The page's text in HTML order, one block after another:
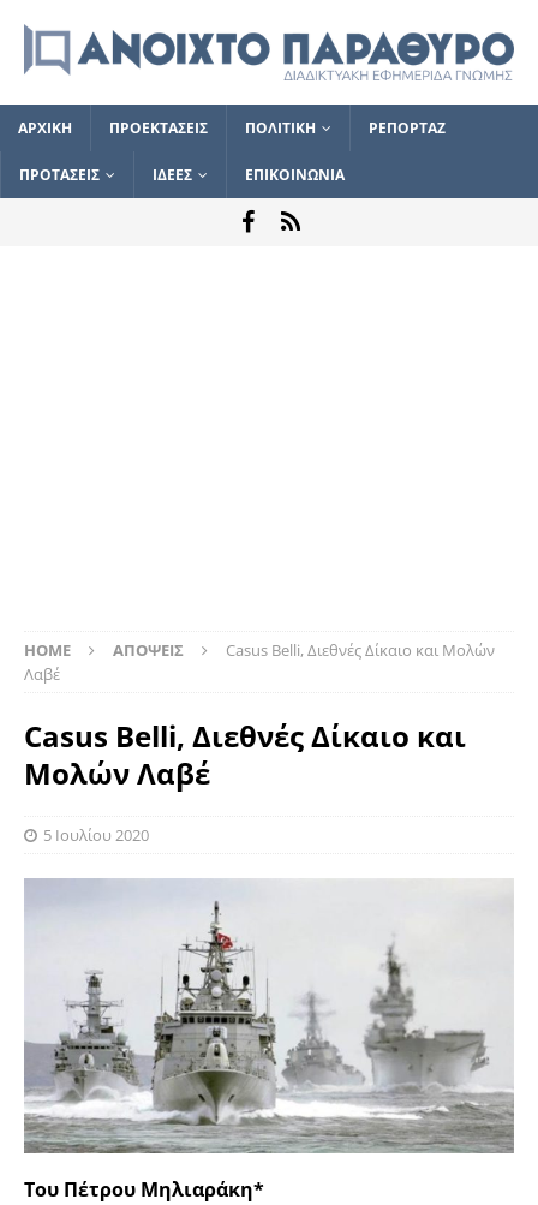
ΑΡΧΙΚΗ ΠΡΟΕΚΤΑΣΕΙΣ ΠΟΛΙΤΙΚΗ ΡΕΠΟΡΤΑΖ
ΠΡΟΤΑΣΕΙΣ ΙΔΕΕΣ ΕΠΙΚΟΙΝΩΝΙΑ
HOME ΑΠΟΨΕΙΣ
Casus Belli, Διεθνές Δίκαιο και Μολών
Λαβέ
Casus Belli, Διεθνές Δίκαιο και
Μολών Λαβέ
5 Ιουλίου 2020
Του Πέτρου Μηλιαράκη*